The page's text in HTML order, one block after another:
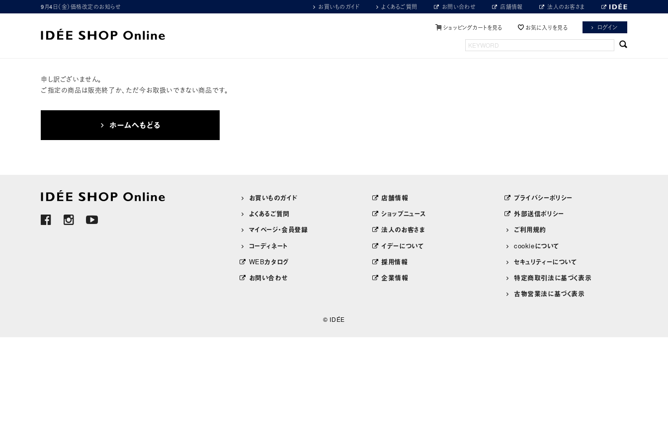
9月4日（金）価格改定のお知らせ お買いものガイド よくあるご質問 お問い合わせ 店舗情報 法人のお客さま
ショッピングカートを見る お気に入りを見る ログイン
申し訳ございません。
ご指定の商品は販売終了か、ただ今お取扱いできない商品です。
お買いものガイド
よくあるご質問
マイページ・会員登録
コーディネート
WEBカタログ
お問い合わせ
店舗情報
ショップニュース
法人のお客さま
イデーについて
採用情報
企業情報
プライバシーポリシー
外部送信ポリシー
ご利用規約
cookieについて
セキュリティーについて
特定商取引法に基づく表示
古物営業法に基づく表示
© IDÉE